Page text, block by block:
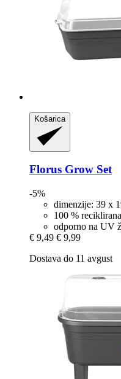
Košarica
Florus Grow Set
-5%
dimenzije: 39 x
100 %
odporno na UV
€ 9,49 € 9,99
Dostava do 11 avgust